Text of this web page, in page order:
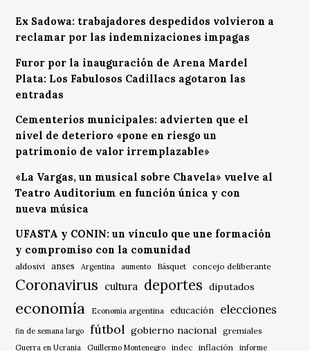
Ex Sadowa: trabajadores despedidos volvieron a
reclamar por las indemnizaciones impagas
Furor por la inauguración de Arena Mardel
Plata: Los Fabulosos Cadillacs agotaron las
entradas
Cementerios municipales: advierten que el
nivel de deterioro «pone en riesgo un
patrimonio de valor irremplazable»
«La Vargas, un musical sobre Chavela» vuelve al
Teatro Auditorium en función única y con
nueva música
UFASTA y CONIN: un vínculo que une formación
y compromiso con la comunidad
aldosivi anses Argentina aumento Básquet concejo deliberante
Coronavirus cultura deportes diputados
economía Economía argentina educación elecciones
fin de semana largo fútbol gobierno nacional gremiales
Guerra en Ucrania Guillermo Montenegro indec inflación informe